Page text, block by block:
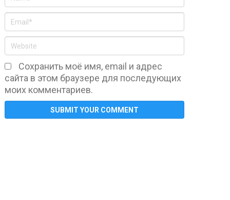
Сохранить моё имя, email и адрес
сайта в этом браузере для последующих
моих комментариев.